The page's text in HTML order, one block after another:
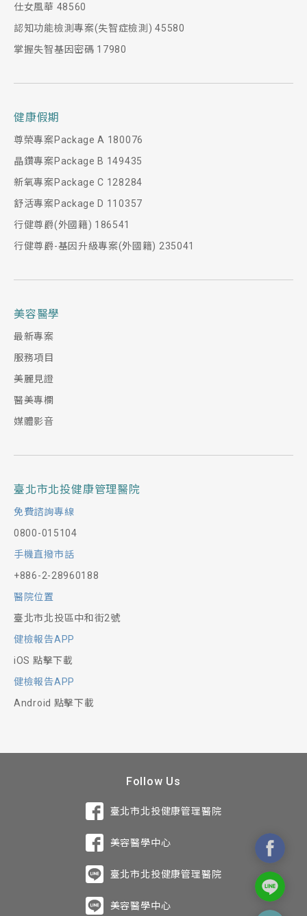
仕女風華 48560
認知功能檢測專案(失智症檢測) 45580
掌握失智基因密碼 17980
健康假期
尊榮專案Package A 180076
晶鑽專案Package B 149435
新氧專案Package C 128284
舒活專案Package D 110357
行健尊爵(外國籍) 186541
行健尊爵-基因升級專案(外國籍) 235041
美容醫學
最新專案
服務項目
美麗見證
醫美專欄
媒體影音
臺北市北投健康管理醫院
免費諮詢專線
0800-015104
手機直撥市話
+886-2-28960188
醫院位置
臺北市北投區中和街2號
健檢報告APP
iOS 點擊下載
健檢報告APP
Android 點擊下載
Follow Us
臺北市北投健康管理醫院
美容醫學中心
臺北市北投健康管理醫院
美容醫學中心